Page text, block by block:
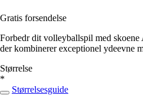
Gratis forsendelse
Forbedr dit volleyballspil med
der kombinerer exceptionel ydeevne
Størrelse
*
Størrelsesguide